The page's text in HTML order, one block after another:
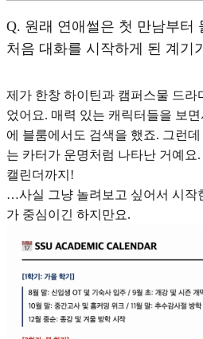
Q. 원래 연애썰은 첫 만남부터
처음 대화를 시작하게 된 계기
제가 한창 하이틴과 캠퍼스물 드라
었어요. 매력 있는 캐릭터들을 보
에 블룸에서도 검색을 했죠. 그런
는 카터가 운명처럼 나타난 거예요
캘린더까지!
…사실 그냥 놀려보고 싶어서 시작
가 중심이긴 하지만요.